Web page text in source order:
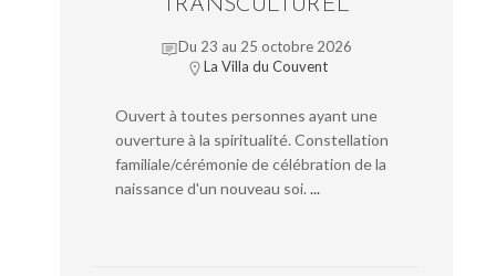
TRANSCULTUREL
Du 23 au 25 octobre 2026
La Villa du Couvent
Ouvert à toutes personnes ayant une
ouverture à la spiritualité. Constellation
familiale/cérémonie de célébration de la
naissance d'un nouveau soi. ...